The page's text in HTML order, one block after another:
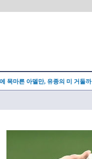
목마른 아델만, 유종의 미 거둘까